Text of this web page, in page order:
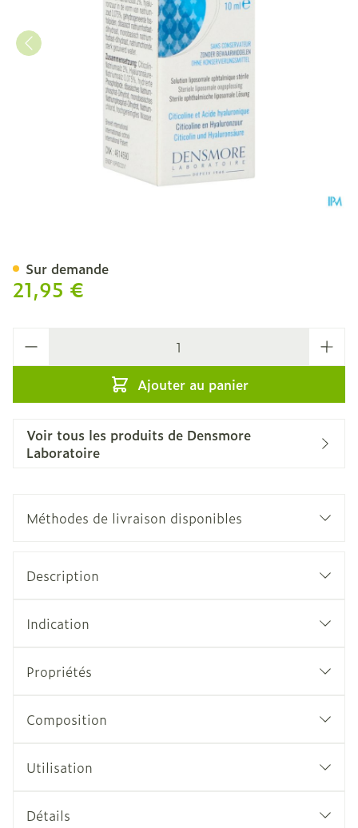
21,95 €
Ajouter au panier
Sur demande
Voir tous les produits de Densmore
Laboratoire
Méthodes de livraison disponibles
Description
Indication
Propriétés
Composition
Utilisation
Détails